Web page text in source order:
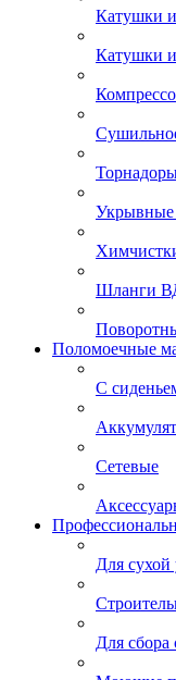
Катушки
Катушки
Укрывные
Шланги
Поломоечные
С
Сетевые
Для сухой
Для сбора